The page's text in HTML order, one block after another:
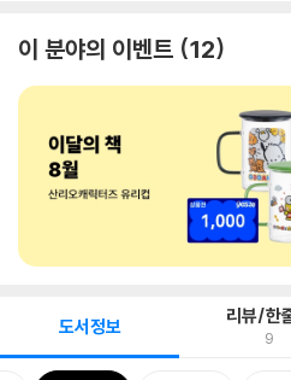
이 분야의 이벤트 12
도서정보 리뷰/한
9